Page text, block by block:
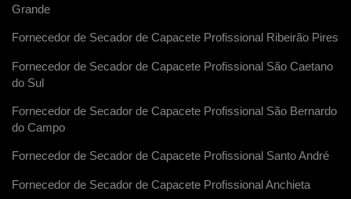
Grande
Fornecedor de Secador de Capacete Profissional Ribeirão Pires
Fornecedor de Secador de Capacete Profissional São Caetano
do Sul
Fornecedor de Secador de Capacete Profissional São Bernardo
do Campo
Fornecedor de Secador de Capacete Profissional Santo André
Fornecedor de Secador de Capacete Profissional Anchieta